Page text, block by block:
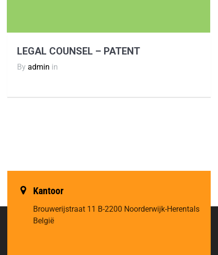
LEGAL COUNSEL – PATENT
By admin in
Kantoor
Brouwerijstraat 11 B-2200 Noorderwijk-Herentals
België